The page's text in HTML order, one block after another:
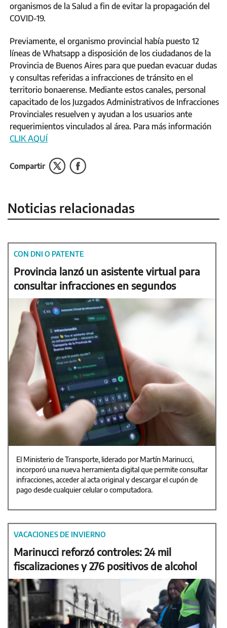
organismos de la Salud a fin de evitar la propagación del
COVID-19.
Previamente, el organismo provincial había puesto 12
líneas de Whatsapp a disposición de los ciudadanos de la
Provincia de Buenos Aires para que puedan evacuar dudas
y consultas referidas a infracciones de tránsito en el
territorio bonaerense. Mediante estos canales, personal
capacitado de los Juzgados Administrativos de Infracciones
Provinciales resuelven y ayudan a los usuarios ante
requerimientos vinculados al área. Para más información
CLIK AQUÍ
Compartir
Noticias relacionadas
CON DNI O PATENTE
Provincia lanzó un asistente virtual para
consultar infracciones en segundos
El Ministerio de Transporte, liderado por Martín Marinucci,
incorporó una nueva herramienta digital que permite consultar
infracciones, acceder al acta original y descargar el cupón de
pago desde cualquier celular o computadora.
VACACIONES DE INVIERNO
Marinucci reforzó controles: 24 mil
fiscalizaciones y 276 positivos de alcohol